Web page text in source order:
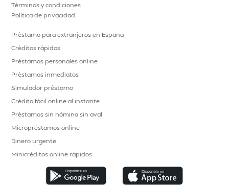
Términos y condiciones
Política de privacidad
Préstamo para extranjeros en España
Créditos rápidos
Préstamos personales online
Préstamos inmediatos
Simulador préstamo
Crédito fácil online al instante
Préstamos sin nómina sin aval
Micropréstamos online
Dinero urgente
Minicréditos online rápidos